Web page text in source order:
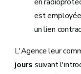
est
un lien
L'Agence leur
jours suivant